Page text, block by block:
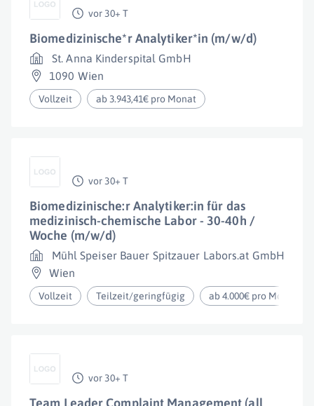
vor 30+ T
Biomedizinische*r Analytiker*in (m/w/d)
St. Anna Kinderspital GmbH
1090 Wien
Vollzeit ab 3.943,41€ pro Monat
vor 30+ T
Biomedizinische:r Analytiker:in für das
medizinisch-chemische Labor - 30-40h /
Woche (m/w/d)
Mühl Speiser Bauer Spitzauer Labors.at GmbH
Wien
Vollzeit Teilzeit/geringfügig ab 4.000€ pro Monat
vor 30+ T
Team Leader Complaint Management (all